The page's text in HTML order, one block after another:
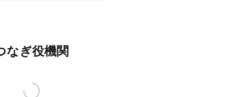
なぎ役機関